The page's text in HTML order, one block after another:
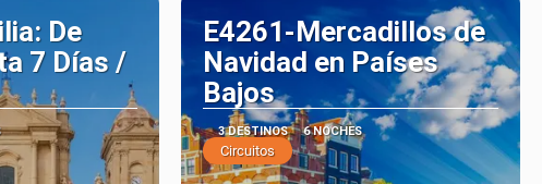
De
7 Días /
E4261-Mercadillos de
Navidad en Países
Bajos
3 DESTINOS 6 NOCHES
Circuitos